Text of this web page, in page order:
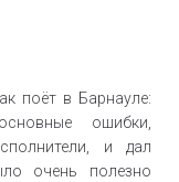
поёт в Барнауле:
ошибки,
и дал
очень полезно